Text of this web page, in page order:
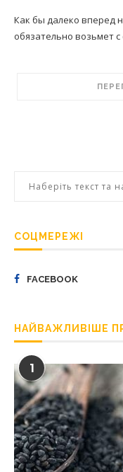
Как бы далеко вперед
обязательно возьмет
СОЦМЕРЕЖІ
FACEBOOK
НАЙВАЖЛИВІШЕ
1